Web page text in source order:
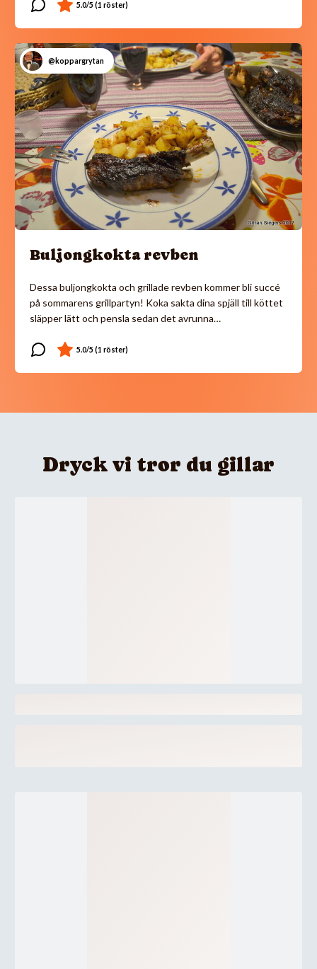
@koppargrytan
Buljongkokta revben
Dessa buljongkokta och grillade revben kommer bli succé
på sommarens grillpartyn! Koka sakta dina spjäll till köttet
släpper lätt och pensla sedan det avrunna…
Dryck vi tror du gillar